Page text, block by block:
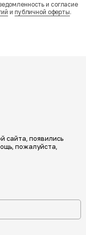
и согласие
и публичной оферты.
сайта, появились
пожалуйста,